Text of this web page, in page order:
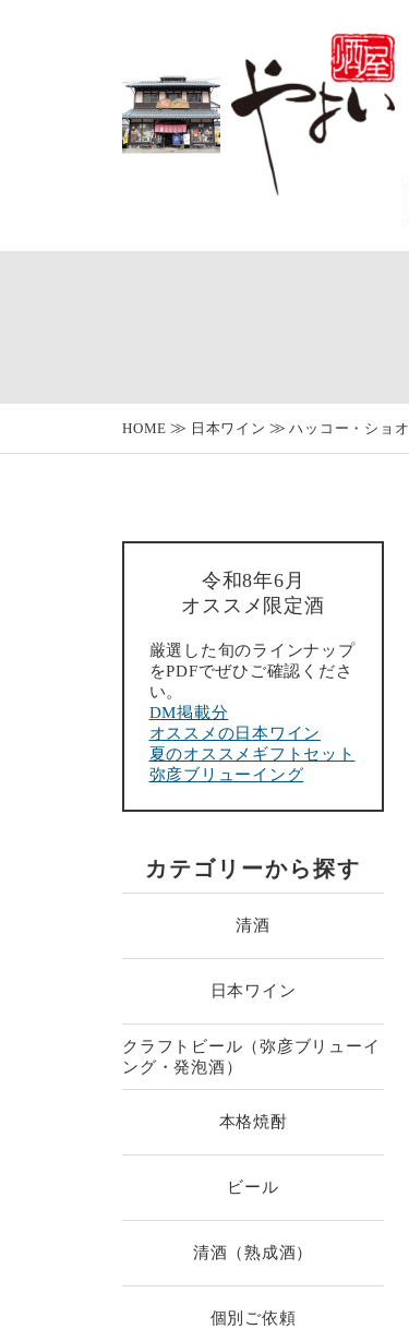
HOME 日本ワイン ハッコー・ショオ
令和8年6月
オススメ限定酒
厳選した旬のラインナップ
をPDFでぜひご確認くださ
い。
DM掲載分
オススメの日本ワイン
夏のオススメギフトセット
弥彦ブリューイング
カテゴリーから探す
清酒
日本ワイン
クラフトビール（弥彦ブリューイ
ング・発泡酒）
本格焼酎
ビール
清酒（熟成酒）
個別ご依頼